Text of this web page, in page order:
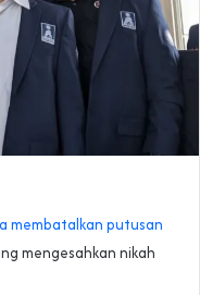
membatalkan putusan
mengesahkan nikah